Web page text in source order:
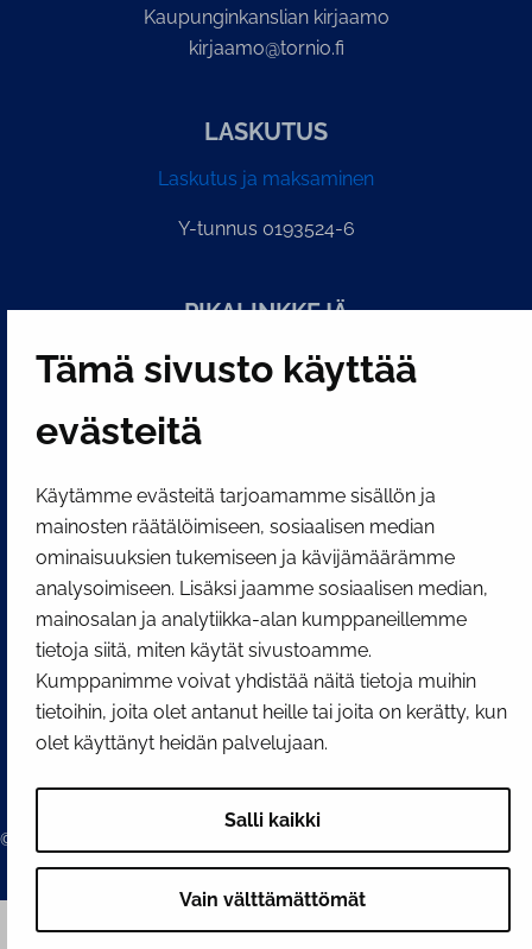
Tämä sivusto käyttää
evästeitä
Käytämme evästeitä tarjoamamme sisällön ja
mainosten räätälöimiseen, sosiaalisen median
ominaisuuksien tukemiseen ja kävijämäärämme
analysoimiseen. Lisäksi jaamme sosiaalisen median,
mainosalan ja analytiikka-alan kumppaneillemme
tietoja siitä, miten käytät sivustoamme.
Kumppanimme voivat yhdistää näitä tietoja muihin
tietoihin, joita olet antanut heille tai joita on kerätty, kun
olet käyttänyt heidän palvelujaan.
Salli kaikki
Vain välttämättömät
Kaupunginkanslian kirjaamo
kirjaamo@tornio.fi
LASKUTUS
Laskutus ja maksaminen
Y-tunnus 0193524-6
PI­KA­LINK­KE­JÄ
Näytä evästeasetukseni
SOSIAALINEN MEDIA
Facebook InstagramYouTube
© 2026 Tornion kaupunki